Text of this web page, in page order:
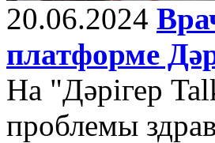
20.06.2024
платформе
На "Дәрігер
проблемы